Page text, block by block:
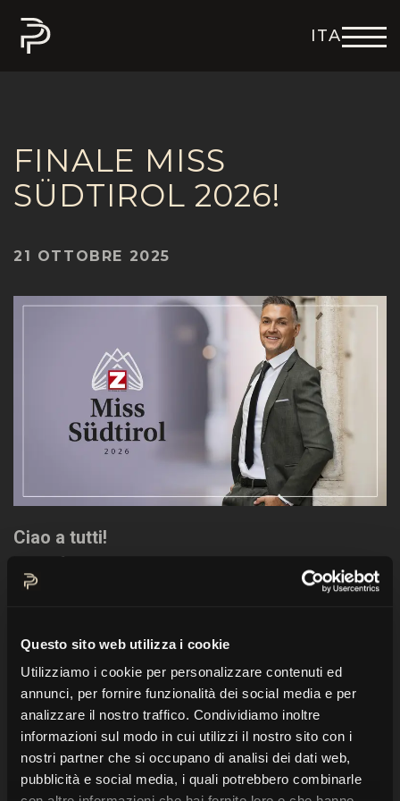
Questo sito web utilizza i cookie
Utilizziamo i cookie per personalizzare contenuti ed
annunci, per fornire funzionalità dei social media e per
analizzare il nostro traffico. Condividiamo inoltre
informazioni sul modo in cui utilizzi il nostro sito con i
nostri partner che si occupano di analisi dei dati web,
pubblicità e social media, i quali potrebbero combinarle
FINALE MISS
SÜDTIROL 2026!
21 OTTOBRE 2025
Ciao a tutti!
Sono felice di annunciare che anche nel 2026
avrò l’onore di condurre il
Gran Finale di Miss
ruolo che ogni volta mi riempie di gioia e sì,
anche di un pizzico di orgoglio.
Miss Südtirol è uno degli eventi più iconici e
seguiti della regione — un tributo a forti
personalità, storie autentiche e alla
straordinaria diversità del nostro territorio.
ITA